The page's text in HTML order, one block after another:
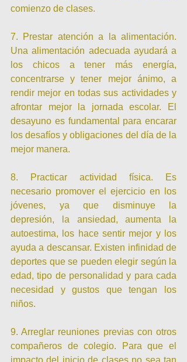
comienzo de clases.
7. Prestar atención a la alimentación.
Una alimentación adecuada ayudará a
los chicos a tener más energía,
concentrarse y tener mejor ánimo, a
rendir mejor en todas sus actividades y
afrontar mejor la jornada escolar. El
desayuno es fundamental para encarar
los desafíos y obligaciones del día de la
mejor manera.
8. Practicar actividad física. Es
necesario promover el ejercicio en los
jóvenes, ya que disminuye la
depresión, la ansiedad, aumenta la
autoestima, los hace sentir mejor y los
ayuda a descansar. Existen infinidad de
deportes que se pueden elegir según la
edad, tipo de personalidad y para cada
necesidad y gustos que tengan los
niños.
9. Arreglar reuniones previas con otros
compañeros de colegio. Para que el
impacto del inicio de clases no sea tan